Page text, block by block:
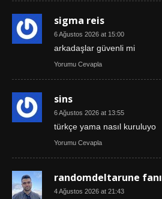
sigma reis
6 Ağustos 2026 at 15:00
arkadaşlar güvenli mi
Yorumu Cevapla
sins
6 Ağustos 2026 at 13:55
türkçe yama nasıl kuruluyo
Yorumu Cevapla
randomdeltarune fanı
4 Ağustos 2026 at 21:43